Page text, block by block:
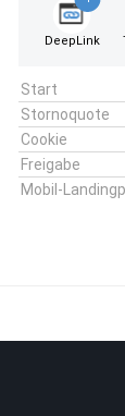
DeepLink
Start
Stornoquote
Cookie
Freigabe
Mobil-